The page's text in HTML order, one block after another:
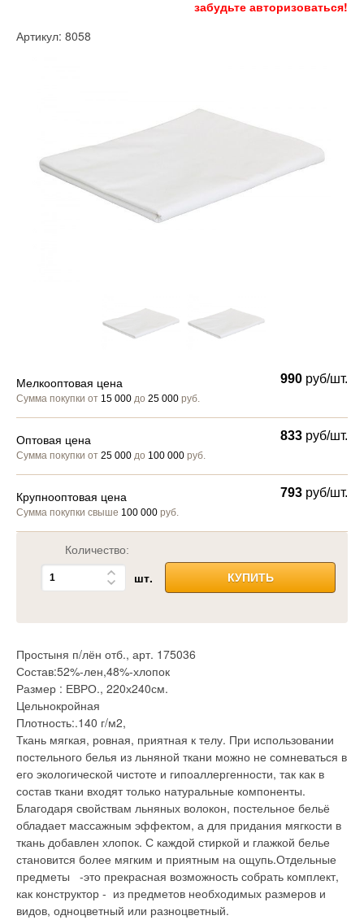
забудьте авторизоваться!
Артикул: 8058
Мелкооптовая цена
Сумма покупки от 15 000 до 25 000 руб.
990 руб/шт.
Оптовая цена
Сумма покупки от 25 000 до 100 000 руб.
833 руб/шт.
Крупнооптовая цена
Сумма покупки свыше 100 000 руб.
793 руб/шт.
Количество:
шт. КУПИТЬ
Простыня п/лён отб., арт. 175036
Состав:52%-лен,48%-хлопок
Размер : ЕВРО., 220х240см.
Цельнокройная
Плотность:.140 г/м2,
Ткань мягкая, ровная, приятная к телу. При использовании
постельного белья из льняной ткани можно не сомневаться в
его экологической чистоте и гипоаллергенности, так как в
состав ткани входят только натуральные компоненты.
Благодаря свойствам льняных волокон, постельное бельё
обладает массажным эффектом, а для придания мягкости в
ткань добавлен хлопок. С каждой стиркой и глажкой белье
становится более мягким и приятным на ощупь.Отдельные
предметы -это прекрасная возможность собрать комплект,
как конструктор - из предметов необходимых размеров и
видов, одноцветный или разноцветный.